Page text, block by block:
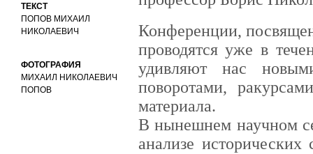
ТЕКСТ
ПОПОВ МИХАИЛ
НИКОЛАЕВИЧ
ФОТОГРАФИЯ
МИХАИЛ НИКОЛАЕВИЧ
ПОПОВ
Конференции,
проводятся уже в
удивляют нас
поворотами,
материала.
В нынешнем научном
анализе